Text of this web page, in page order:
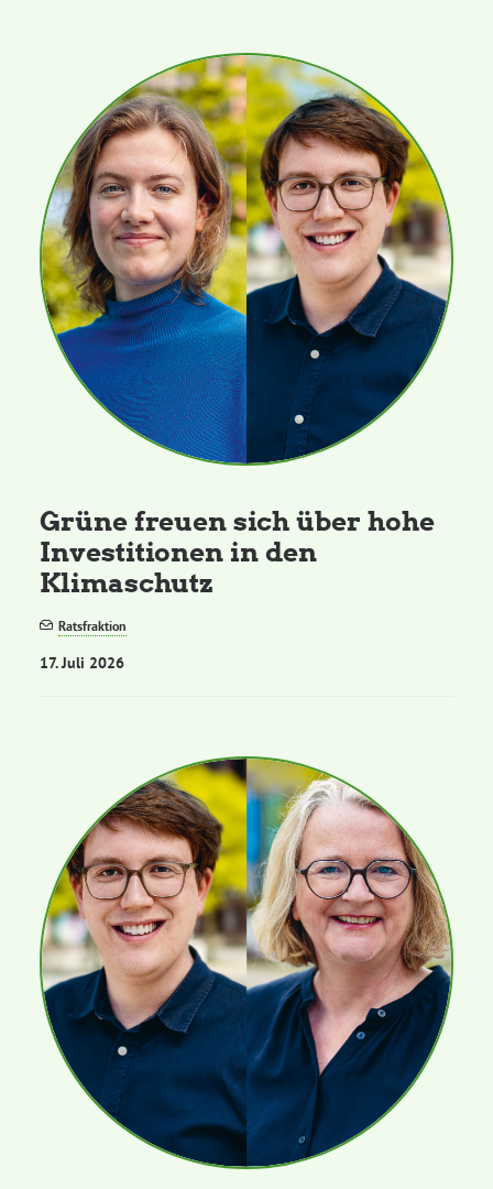
Kontakt
Grüne freuen sich über hohe
Investitionen in den
Klimaschutz
Ratsfraktion
17. Juli 2026